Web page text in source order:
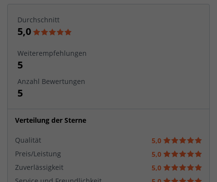
Durchschnitt
5,0
Weiterempfehlungen
5
Anzahl Bewertungen
5
Verteilung der Sterne
Qualität
5,0
Preis/Leistung
5,0
Zuverlässigkeit
5,0